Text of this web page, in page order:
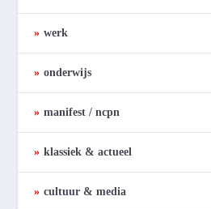
werk
onderwijs
manifest / ncpn
klassiek & actueel
cultuur & media